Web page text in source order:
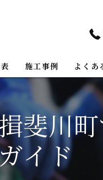
施工事例 よくあ
斐川
イド